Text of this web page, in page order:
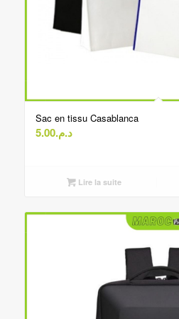
Sac en tissu Casablanca
د.م.5.00
Lire la suite